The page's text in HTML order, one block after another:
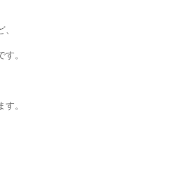
。
。